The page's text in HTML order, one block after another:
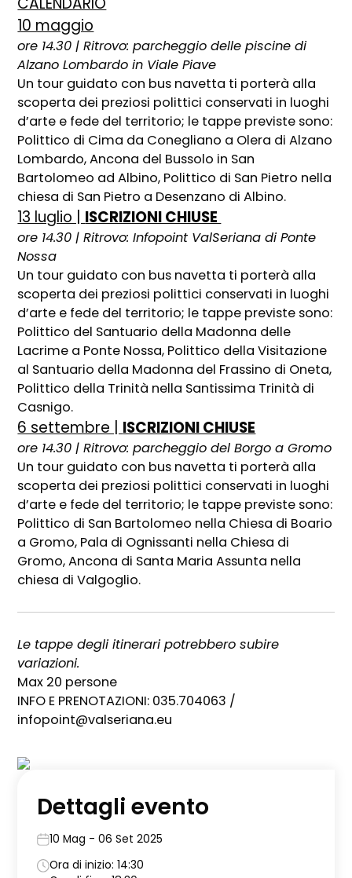
10 maggio
ore 14.30 | Ritrovo: parcheggio delle piscine di
Alzano Lombardo in Viale Piave
Un tour guidato con bus navetta ti porterà alla
scoperta dei preziosi polittici conservati in luoghi
d’arte e fede del territorio; le tappe previste sono:
Polittico di Cima da Conegliano a Olera di Alzano
Lombardo, Ancona del Bussolo in San
Bartolomeo ad Albino, Polittico di San Pietro nella
chiesa di San Pietro a Desenzano di Albino.
13 luglio | ISCRIZIONI CHIUSE
ore 14.30 | Ritrovo: Infopoint ValSeriana di Ponte
Nossa
Un tour guidato con bus navetta ti porterà alla
scoperta dei preziosi polittici conservati in luoghi
d’arte e fede del territorio; le tappe previste sono:
Polittico del Santuario della Madonna delle
Lacrime a Ponte Nossa, Polittico della Visitazione
al Santuario della Madonna del Frassino di Oneta,
Polittico della Trinità nella Santissima Trinità di
Casnigo.
6 settembre | ISCRIZIONI CHIUSE
ore 14.30 | Ritrovo: parcheggio del Borgo a Gromo
Un tour guidato con bus navetta ti porterà alla
scoperta dei preziosi polittici conservati in luoghi
d’arte e fede del territorio; le tappe previste sono:
Polittico di San Bartolomeo nella Chiesa di Boario
a Gromo, Pala di Ognissanti nella Chiesa di
Gromo, Ancona di Santa Maria Assunta nella
chiesa di Valgoglio.
Le tappe degli itinerari potrebbero subire
variazioni.
Max 20 persone
INFO E PRENOTAZIONI: 035.704063 /
infopoint@valseriana.eu
Dettagli evento
10 Mag - 06 Set 2025
Ora di inizio: 14:30